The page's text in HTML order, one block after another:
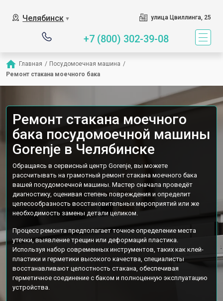
Челябинск ▼ улица Цвиллинга, 25
+7 (800) 302-39-08
Главная / Посудомоечная машина /
Ремонт стакана моечного бака
Ремонт стакана моечного
бака посудомоечной машины
Gorenje в Челябинске
Обращаясь в сервисный центр Gorenje, вы можете
рассчитывать на грамотный ремонт стакана моечного бака
вашей посудомоечной машины. Мастер сначала проведёт
диагностику, оценивая степень повреждения и определит
целесообразность восстановительных мероприятий или же
необходимость замены детали целиком.
Процесс ремонта предполагает точное определение места
утечки, выявление трещин или деформаций пластика.
Используя набор современных инструментов, таких как клей-
пластики и герметики высокого качества, специалисты
восстанавливают целостность стакана, обеспечивая
герметичное соединение с баком и полноценную эксплуатацию
устройства.